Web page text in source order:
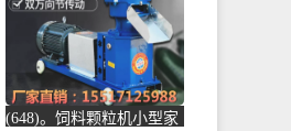
(648)。饲料颗粒机小型家